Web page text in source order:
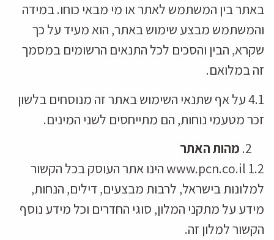
באתר בין המשתמש לאתר או מי מבאי כוחו. במידה
והמשתמש מבצע שימוש באתר, הוא מעיד על כך
שקרא, הבין והסכים לכל התנאים הרשומים במסמך
זה במלואם.
4.1 על אף שתנאי השימוש באתר זה מנוסחים בלשון
זכר מטעמי נוחות, הם מתייחסים לשני המינים.
מהות האתר
1.2 www.pcn.co.il הינו אתר העוסק בכל הקשור
למלונות בישראל, לרבות מבצעים, דילים, הנחות,
מידע על מתקני המלון, סוגי החדרים וכל מידע נוסף
הקשור למלון זה.